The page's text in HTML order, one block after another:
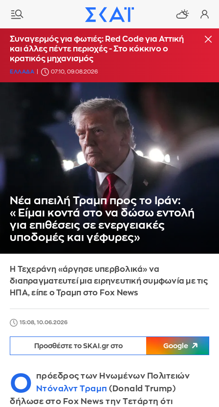
Συναγερμός για φωτιές: Red Code για Αττική
και άλλες πέντε περιοχές - Στο κόκκινο ο
κρατικός μηχανισμός
ΕΛΛΑΔΑ 07:10, 09.08.2026
Νέα απειλή Τραμπ προς το Ιράν:
«Είμαι κοντά στο να δώσω εντολή
για επιθέσεις σε ενεργειακές
υποδομές και γέφυρες»
Η Τεχεράνη «άργησε υπερβολικά» να
διαπραγματευτεί μια ειρηνευτική συμφωνία με τις
ΗΠΑ, είπε ο Τραμπ στο Fox News
15:08, 10.06.2026
Προσθέστε το SKAI.gr στο Google
Ο
πρόεδρος των Ηνωμένων Πολιτειών
Ντόναλντ Τραμπ (Donald Trump)
δήλωσε στο Fox News την Τετάρτη ότι